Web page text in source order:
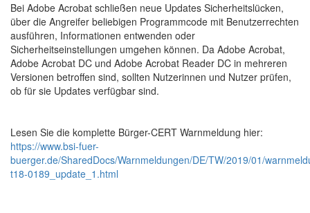
Bei Adobe Acrobat schließen neue Updates Sicherheitslücken,
über die Angreifer beliebigen Programmcode mit Benutzerrechten
ausführen, Informationen entwenden oder
Sicherheitseinstellungen umgehen können. Da Adobe Acrobat,
Adobe Acrobat DC und Adobe Acrobat Reader DC in mehreren
Versionen betroffen sind, sollten Nutzerinnen und Nutzer prüfen,
ob für sie Updates verfügbar sind.
Lesen Sie die komplette Bürger-CERT Warnmeldung hier:
https://www.bsi-fuer-
buerger.de/SharedDocs/Warnmeldungen/DE/TW/2019/01/
t18-0189_update_1.html